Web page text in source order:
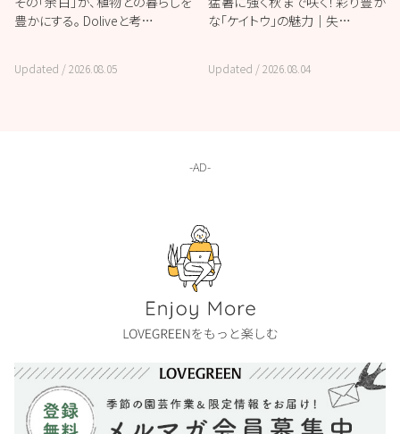
豊かにする。 Doliveと考…
Updated /2026.08.05
な「ケイトウ」の魅力｜失…
Updated /2026.08.04